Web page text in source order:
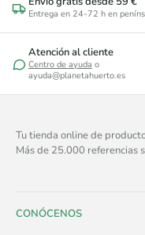
Entrega en 24-72 h en
Atención al cliente
Centro de ayuda o
ayuda@planetahuerto.es
Tu tienda online de
Más de 25.000 referencias
CONÓCENOS